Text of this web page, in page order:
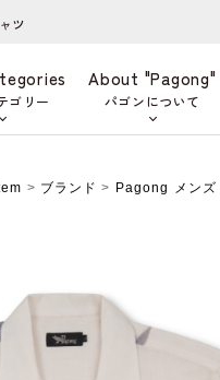
ツ
ゴリー
About "Pagong"
パゴンについて
> ブランド > Pagong メンズ